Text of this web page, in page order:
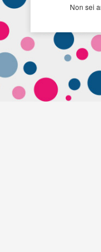
Non sei